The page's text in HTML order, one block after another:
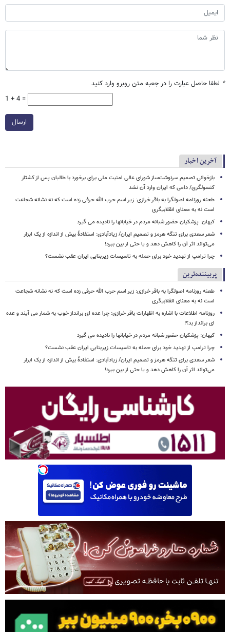
* لطفا حاصل عبارت را در جعبه متن روبرو وارد کنید
1 + 4 =
ارسال
آخرین اخبار
بازخوانی تصمیم سرنوشت‌ساز شورای عالی امنیت ملی برای برخورد با طالبان پس از کشتار
کنسولگری/ دامی که ایران وارد آن نشد
طعنه روزنامه اصولگرا به باقر خرازی: زیر اسم حرب الله حرفی زده است که نه نشانه شجاعت
است نه به معنای انقلابیگری
کیهان: پزشکیان حضور شبانه مردم در خیابانها را نادیده می گیرد
شعر سعدی برای تنگه هرمز و تصمیم ایران/ زیادآبادی: استفادهٔ بیش از اندازه از یک ابزار
می‌تواند اثر آن را کاهش دهد و یا حتی از بین ببرد!
چرا ترامپ از تهدید خود برای حمله به تاسیسات زیربنایی ایران عقب نشست؟
پربیننده‌ترین
طعنه روزنامه اصولگرا به باقر خرازی: زیر اسم حرب الله حرفی زده است که نه نشانه شجاعت
است نه به معنای انقلابیگری
روزنامه اطلاعات با اشاره به اظهارات باقر خرازی: چرا عده ای برانداز خوب به شمار می آیند و عده
ای برانداز بد؟!
کیهان: پزشکیان حضور شبانه مردم در خیابانها را نادیده می گیرد
چرا ترامپ از تهدید خود برای حمله به تاسیسات زیربنایی ایران عقب نشست؟
شعر سعدی برای تنگه هرمز و تصمیم ایران/ زیادآبادی: استفادهٔ بیش از اندازه از یک ابزار
می‌تواند اثر آن را کاهش دهد و یا حتی از بین ببرد!